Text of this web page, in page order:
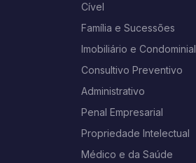
Cível
Família e Sucessões
Imobiliário e Condominial
Consultivo Preventivo
Administrativo
Penal Empresarial
Propriedade Intelectual
Médico e da Saúde